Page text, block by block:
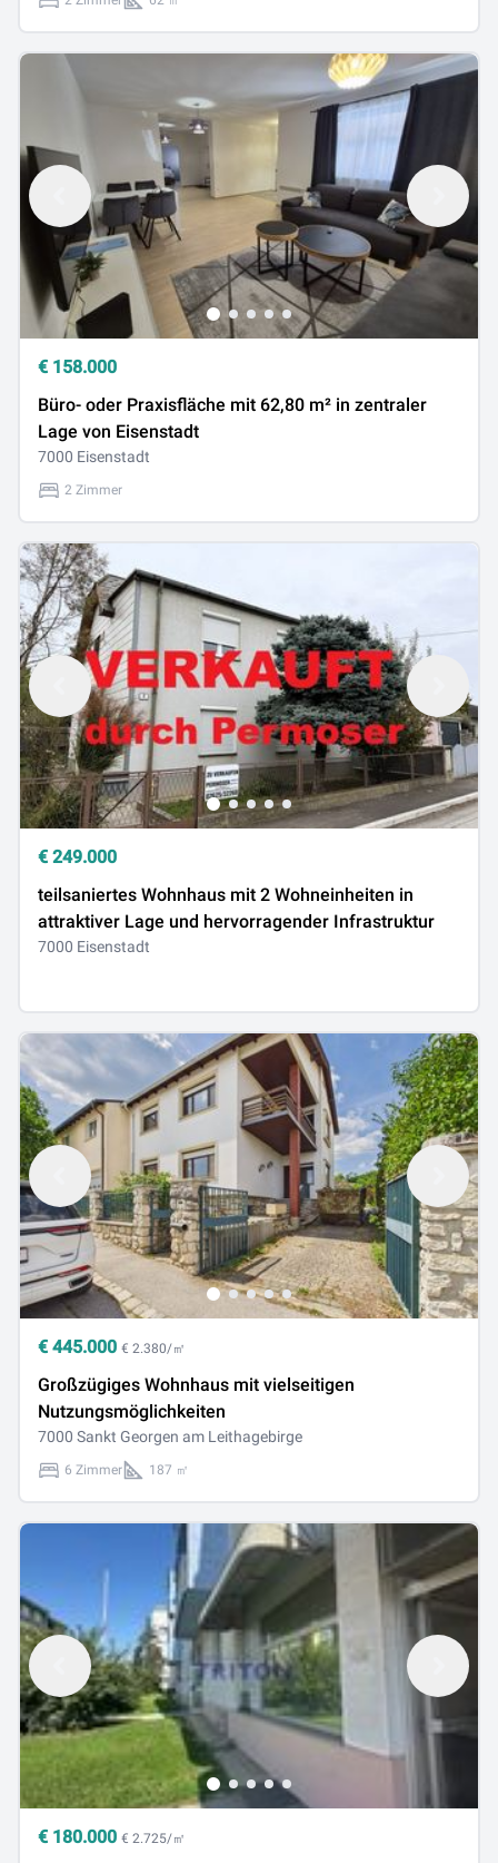
€ 158.000
Büro- oder Praxisfläche mit 62,80 m² in zentraler
Lage von Eisenstadt
7000 Eisenstadt
2 Zimmer
€ 249.000
teilsaniertes Wohnhaus mit 2 Wohneinheiten in
attraktiver Lage und hervorragender Infrastruktur
7000 Eisenstadt
€ 445.000 € 2.380/㎡
Großzügiges Wohnhaus mit vielseitigen
Nutzungsmöglichkeiten
7000 Sankt Georgen am Leithagebirge
6 Zimmer 187 ㎡
€ 180.000 € 2.725/㎡